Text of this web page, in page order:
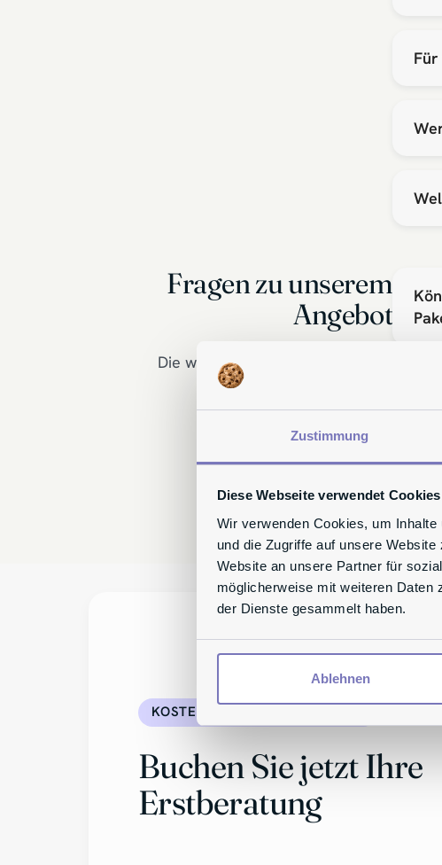
Zustimmung
Diese Webseite verwendet Cookies
Wir verwenden Cookies, um
und die Zugriffe auf unsere
Website an unsere Partner für
möglicherweise mit weiteren Daten
der Dienste gesammelt haben.
Ablehnen
Fragen zu unserem
Angebot
Die wichtigsten Antworten für Sie
KOSTENFREI & UNVERBINDLICH
Buchen Sie jetzt Ihre
Erstberatung